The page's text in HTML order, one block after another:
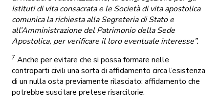
Istituti di vita consacrata e le Società di vita apostolica
comunica la richiesta alla Segreteria di Stato e
all’Amministrazione del Patrimonio della Sede
Apostolica, per verificare il loro eventuale interesse”.
7 Anche per evitare che si possa formare nelle
controparti civili una sorta di affidamento circa l’esistenza
di un nulla osta previamente rilasciato: affidamento che
potrebbe suscitare pretese risarcitorie.